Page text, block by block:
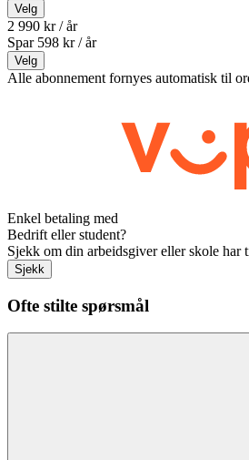
Velg
2 990 kr / år
Spar 598 kr /år
Velg
Alle abonnement fornyes automatisk til
Enkel betaling med
Bedrift eller student?
Sjekk om din arbeidsgiver eller skole har
Sjekk
Ofte stilte spørsmål